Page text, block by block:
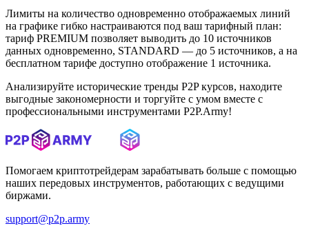
Лимиты на количество одновременно отображаемых линий
на графике гибко настраиваются под ваш тарифный план:
тариф PREMIUM позволяет выводить до 10 источников
данных одновременно, STANDARD — до 5 источников, а на
бесплатном тарифе доступно отображение 1 источника.
Анализируйте исторические тренды P2P курсов, находите
выгодные закономерности и торгуйте с умом вместе с
профессиональными инструментами P2P.Army!
Помогаем криптотрейдерам зарабатывать больше с помощью
наших передовых инструментов, работающих с ведущими
биржами.
support@p2p.army